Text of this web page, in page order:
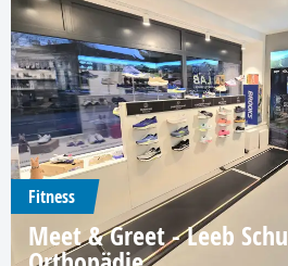
Fitness
Meet & Greet - Leeb